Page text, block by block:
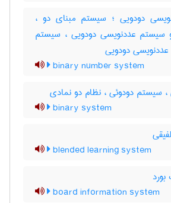
دودویی ؛ سیستم مبنای دو ،
سیستم عددنویسی دودویی ، سیستم
دودویی
binary number system
سیستم دودوئی ، نظام دو نمادی
binary system
blended learning system
board information system